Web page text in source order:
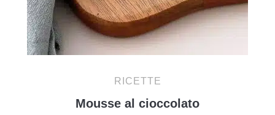
RICETTE
Mousse al cioccolato